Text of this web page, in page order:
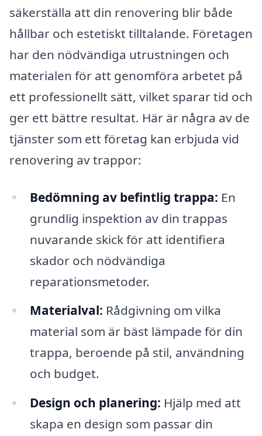
säkerställa att din renovering blir både
hållbar och estetiskt tilltalande. Företagen
har den nödvändiga utrustningen och
materialen för att genomföra arbetet på
ett professionellt sätt, vilket sparar tid och
ger ett bättre resultat. Här är några av de
tjänster som ett företag kan erbjuda vid
renovering av trappor:
Bedömning av befintlig trappa: En
grundlig inspektion av din trappas
nuvarande skick för att identifiera
skador och nödvändiga
reparationsmetoder.
Materialval: Rådgivning om vilka
material som är bäst lämpade för din
trappa, beroende på stil, användning
och budget.
Design och planering: Hjälp med att
skapa en design som passar din